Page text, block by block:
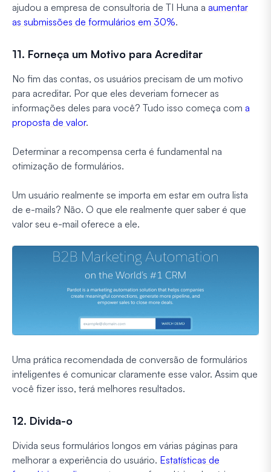
ajudou a empresa de consultoria de TI Huna a aumentar
as submissões de formulários em 30%.
11. Forneça um Motivo para Acreditar
No fim das contas, os usuários precisam de um motivo
para acreditar. Por que eles deveriam fornecer as
informações deles para você? Tudo isso começa com a
proposta de valor.
Determinar a recompensa certa é fundamental na
otimização de formulários.
Um usuário realmente se importa em estar em outra lista
de e-mails? Não. O que ele realmente quer saber é que
valor seu e-mail oferece a ele.
Uma prática recomendada de conversão de formulários
inteligentes é comunicar claramente esse valor. Assim que
você fizer isso, terá melhores resultados.
12. Divida-o
Divida seus formulários longos em várias páginas para
melhorar a experiência do usuário. Estatísticas de